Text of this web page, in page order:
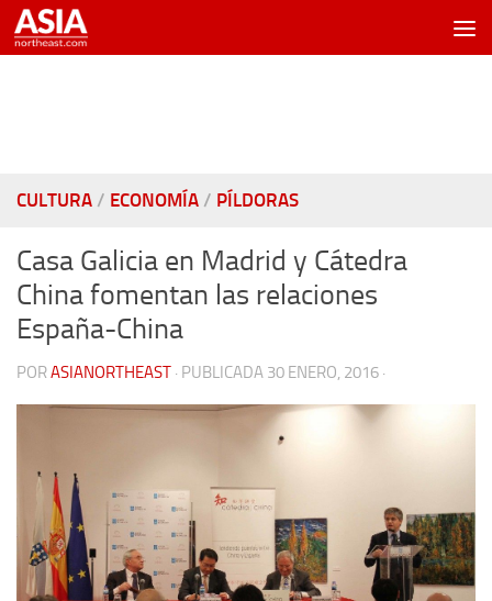
Saltar al contenido
CULTURA / ECONOMÍA / PÍLDORAS
Casa Galicia en Madrid y Cátedra
China fomentan las relaciones
España-China
PORASIANORTHEAST · PUBLICADA 30 ENERO, 2016 ·